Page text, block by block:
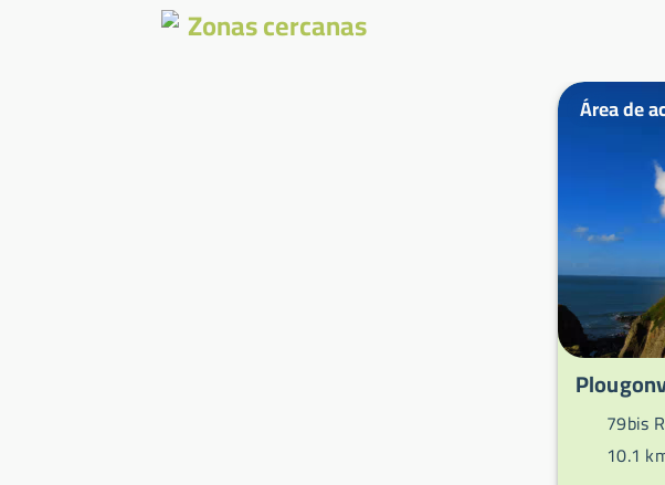
Zonas cercanas
Área de
79bis
10.1